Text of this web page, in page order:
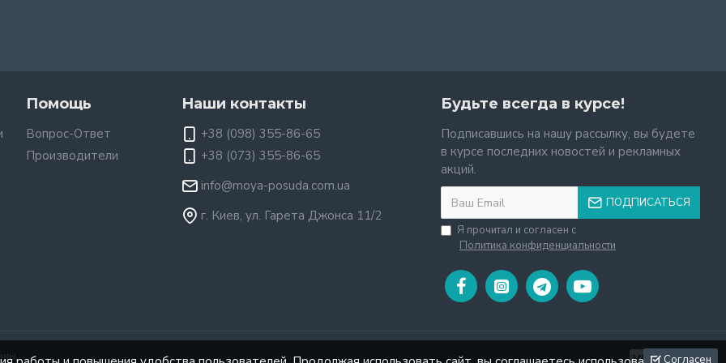
Помощь
Вопрос-Ответ
Производители
Наши контакты
+38 (098) 355-86-65
+38 (073) 355-86-65
info@moya-posuda.com.ua
г. Киев, ул. Гарета Джонса 11/2
Будьте всегда в курсе!
Подписавшись на нашу рассылку, вы будете
в курсе последних новостей и рекламных
акций.
ПОДПИСАТЬСЯ
Я прочитал и согласен с
Политика конфиденциальности
Согласен